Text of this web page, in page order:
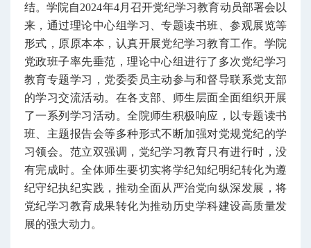
结。学院自2024年4月召开党纪学习教育动员部署会以
来，通过理论中心组学习、专题读书班、参观展览等
形式，原原本本，认真开展党纪学习教育工作。学院
党政班子率先垂范，理论中心组进行了多次党纪学习
教育专题学习，党委委员主动参与和督导联系党支部
的学习交流活动。在各支部、师生层面全面组织开展
了一系列学习活动。全院师生积极响应，以专题读书
班、主题报告会等多种形式不断加强对党规党纪的学
习领会。范立双强调，党纪学习教育只有进行时，没
有完成时。全体师生要切实将学纪知纪明纪转化为遵
纪守纪执纪实践，推动全面从严治党向纵深发展，将
党纪学习教育成果转化为推动历史学科建设高质量发
展的强大动力。